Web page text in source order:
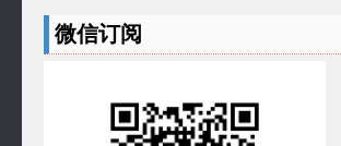
微信订阅